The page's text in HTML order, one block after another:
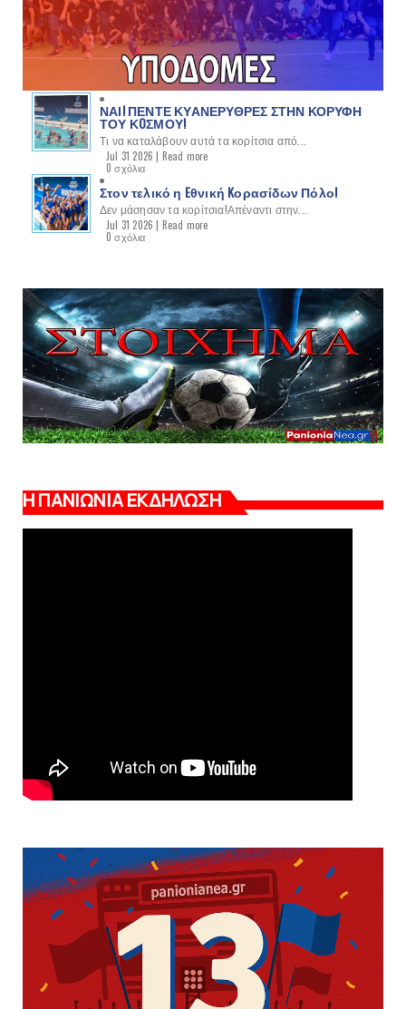
ΝΑΙ! ΠΕΝΤΕ ΚΥΑΝΕΡΥΘΡΕΣ ΣΤΗΝ ΚΟΡΥΦΗ
ΤΟΥ ΚOΣΜΟΥ!
Τι να καταλάβουν αυτά τα κορίτσια από...
Jul 31 2026 | Read more
0 σχόλια
Στον τελικό η Eθνική Kορασίδων Πόλο!
Δεν μάσησαν τα κορίτσια!Απέναντι στην...
Jul 31 2026 | Read more
0 σχόλια
Η ΠΑΝΙΩΝΙΑ ΕΚΔΗΛΩΣΗ